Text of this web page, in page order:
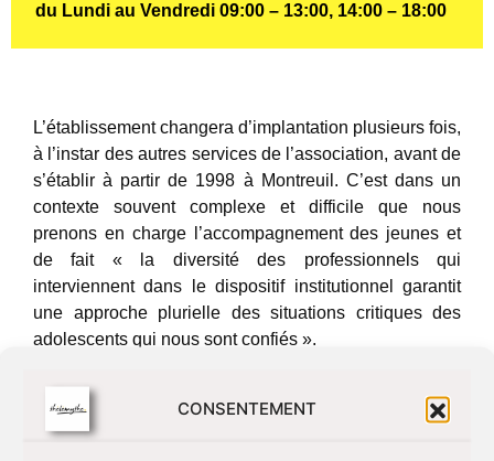
CONSENTEMENT
du Lundi au Vendredi 09:00 – 13:00, 14:00 – 18:00
L’établissement changera d’implantation plusieurs fois,
à l’instar des autres services de l’association, avant de
s’établir à partir de 1998 à Montreuil. C’est dans un
contexte souvent complexe et difficile que nous
prenons en charge l’accompagnement des jeunes et
de fait « la diversité des professionnels qui
interviennent dans le dispositif institutionnel garantit
une approche plurielle des situations critiques des
adolescents qui nous sont confiés ».
cheffes de service, d’une assistante, d’un agent
technique et une dizaine de professionnels libéraux